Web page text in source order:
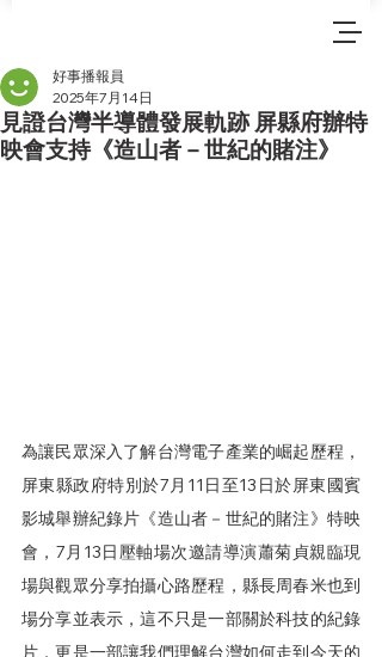
見證台灣半導體發展軌跡 屏縣府辦特
映會支持《造山者－世紀的賭注》
好事播報員
2025年7月14日
為讓民眾深入了解台灣電子產業的崛起歷程，
屏東縣政府特別於7月11日至13日於屏東國賓
影城舉辦紀錄片《造山者－世紀的賭注》特映
會，7月13日壓軸場次邀請導演蕭菊貞親臨現
場與觀眾分享拍攝心路歷程，縣長周春米也到
場分享並表示，這不只是一部關於科技的紀錄
片，更是一部讓我們理解台灣如何走到今天的